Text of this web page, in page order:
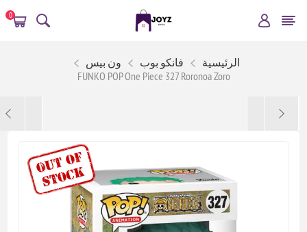
0
الرئيسية فانكو بوب
ون بيس
FUNKO POP One Piece 327 Roronoa Zoro